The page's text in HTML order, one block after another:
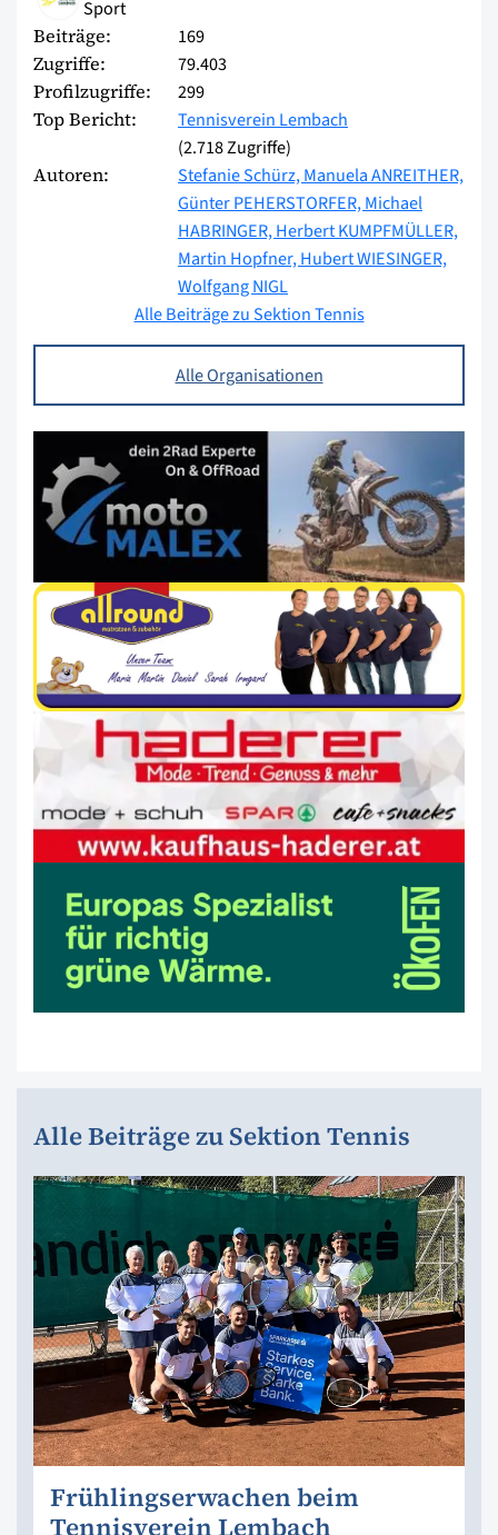
Sport
Beiträge: 169
Zugriffe: 79.403
Profilzugriffe: 299
Top Bericht:
Tennisverein Lembach
(2.718 Zugriffe)
Autoren: Stefanie Schürz,Manuela ANREITHER,
Günter PEHERSTORFER,Michael
HABRINGER,Herbert KUMPFMÜLLER,
Martin Hopfner,Hubert WIESINGER,
Wolfgang NIGL
Alle Beiträge zu Sektion Tennis
Alle Organisationen
Alle Beiträge zu Sektion Tennis
Frühlingserwachen beim
Tennisverein Lembach